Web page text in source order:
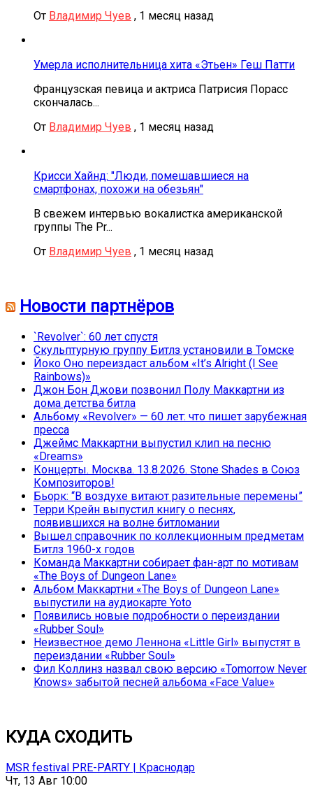
От Владимир Чуев , 1 месяц назад
Умерла исполнительница хита «Этьен» Геш Патти
Французская певица и актриса Патрисия Порасс
скончалась...
От Владимир Чуев , 1 месяц назад
Крисси Хайнд: "Люди, помешавшиеся на
смартфонах, похожи на обезьян"
В свежем интервью вокалистка американской
группы The Pr...
От Владимир Чуев , 1 месяц назад
Новости партнёров
`Revolver`: 60 лет спустя
Скульптурную группу Битлз установили в Томске
Йоко Оно переиздаст альбом «It’s Alright (I See
Rainbows)»
Джон Бон Джови позвонил Полу Маккартни из
дома детства битла
Альбому «Revolver» — 60 лет: что пишет зарубежная
пресса
Джеймс Маккартни выпустил клип на песню
«Dreams»
Концерты. Москва. 13.8.2026. Stone Shades в Союз
Композиторов!
Бьорк: “В воздухе витают разительные перемены”
Терри Крейн выпустил книгу о песнях,
появившихся на волне битломании
Вышел справочник по коллекционным предметам
Битлз 1960-х годов
Команда Маккартни собирает фан-арт по мотивам
«The Boys of Dungeon Lane»
Альбом Маккартни «The Boys of Dungeon Lane»
выпустили на аудиокарте Yoto
Появились новые подробности о переиздании
«Rubber Soul»
Неизвестное демо Леннона «Little Girl» выпустят в
переиздании «Rubber Soul»
Фил Коллинз назвал свою версию «Tomorrow Never
Knows» забытой песней альбома «Face Value»
КУДА СХОДИТЬ
MSR festival PRE-PARTY | Краснодар
Чт, 13 Авг 10:00